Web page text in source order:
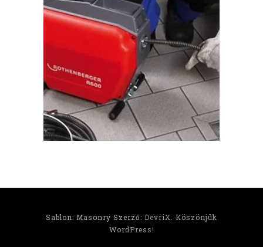
Sablon: Masonry Szerző: DevriX
Köszönjük
WordPress!